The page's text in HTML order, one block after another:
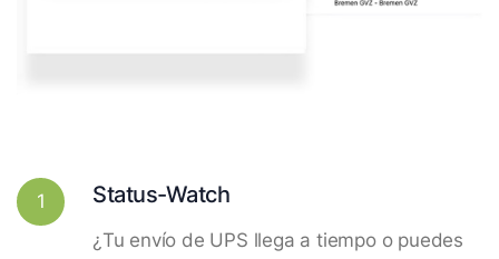
1 Status-Watch
¿Tu envío de UPS llega a tiempo o puedes